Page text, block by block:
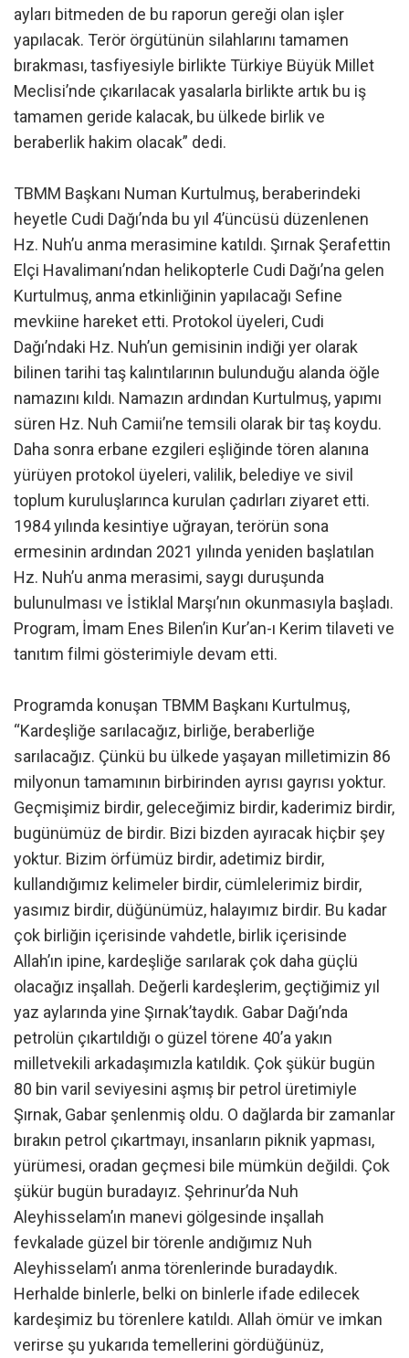
ayları bitmeden de bu raporun gereği olan işler
yapılacak. Terör örgütünün silahlarını tamamen
bırakması, tasfiyesiyle birlikte Türkiye Büyük Millet
Meclisi’nde çıkarılacak yasalarla birlikte artık bu iş
tamamen geride kalacak, bu ülkede birlik ve
beraberlik hakim olacak” dedi.
TBMM Başkanı Numan Kurtulmuş, beraberindeki
heyetle Cudi Dağı’nda bu yıl 4’üncüsü düzenlenen
Hz. Nuh’u anma merasimine katıldı. Şırnak Şerafettin
Elçi Havalimanı’ndan helikopterle Cudi Dağı’na gelen
Kurtulmuş, anma etkinliğinin yapılacağı Sefine
mevkiine hareket etti. Protokol üyeleri, Cudi
Dağı’ndaki Hz. Nuh’un gemisinin indiği yer olarak
bilinen tarihi taş kalıntılarının bulunduğu alanda öğle
namazını kıldı. Namazın ardından Kurtulmuş, yapımı
süren Hz. Nuh Camii’ne temsili olarak bir taş koydu.
Daha sonra erbane ezgileri eşliğinde tören alanına
yürüyen protokol üyeleri, valilik, belediye ve sivil
toplum kuruluşlarınca kurulan çadırları ziyaret etti.
1984 yılında kesintiye uğrayan, terörün sona
ermesinin ardından 2021 yılında yeniden başlatılan
Hz. Nuh’u anma merasimi, saygı duruşunda
bulunulması ve İstiklal Marşı’nın okunmasıyla başladı.
Program, İmam Enes Bilen’in Kur’an-ı Kerim tilaveti ve
tanıtım filmi gösterimiyle devam etti.
Programda konuşan TBMM Başkanı Kurtulmuş,
“Kardeşliğe sarılacağız, birliğe, beraberliğe
sarılacağız. Çünkü bu ülkede yaşayan milletimizin 86
milyonun tamamının birbirinden ayrısı gayrısı yoktur.
Geçmişimiz birdir, geleceğimiz birdir, kaderimiz birdir,
bugünümüz de birdir. Bizi bizden ayıracak hiçbir şey
yoktur. Bizim örfümüz birdir, adetimiz birdir,
kullandığımız kelimeler birdir, cümlelerimiz birdir,
yasımız birdir, düğünümüz, halayımız birdir. Bu kadar
çok birliğin içerisinde vahdetle, birlik içerisinde
Allah’ın ipine, kardeşliğe sarılarak çok daha güçlü
olacağız inşallah. Değerli kardeşlerim, geçtiğimiz yıl
yaz aylarında yine Şırnak’taydık. Gabar Dağı’nda
petrolün çıkartıldığı o güzel törene 40’a yakın
milletvekili arkadaşımızla katıldık. Çok şükür bugün
80 bin varil seviyesini aşmış bir petrol üretimiyle
Şırnak, Gabar şenlenmiş oldu. O dağlarda bir zamanlar
bırakın petrol çıkartmayı, insanların piknik yapması,
yürümesi, oradan geçmesi bile mümkün değildi. Çok
şükür bugün buradayız. Şehrinur’da Nuh
Aleyhisselam’ın manevi gölgesinde inşallah
fevkalade güzel bir törenle andığımız Nuh
Aleyhisselam’ı anma törenlerinde buradaydık.
Herhalde binlerle, belki on binlerle ifade edilecek
kardeşimiz bu törenlere katıldı. Allah ömür ve imkan
verirse şu yukarıda temellerini gördüğünüz,